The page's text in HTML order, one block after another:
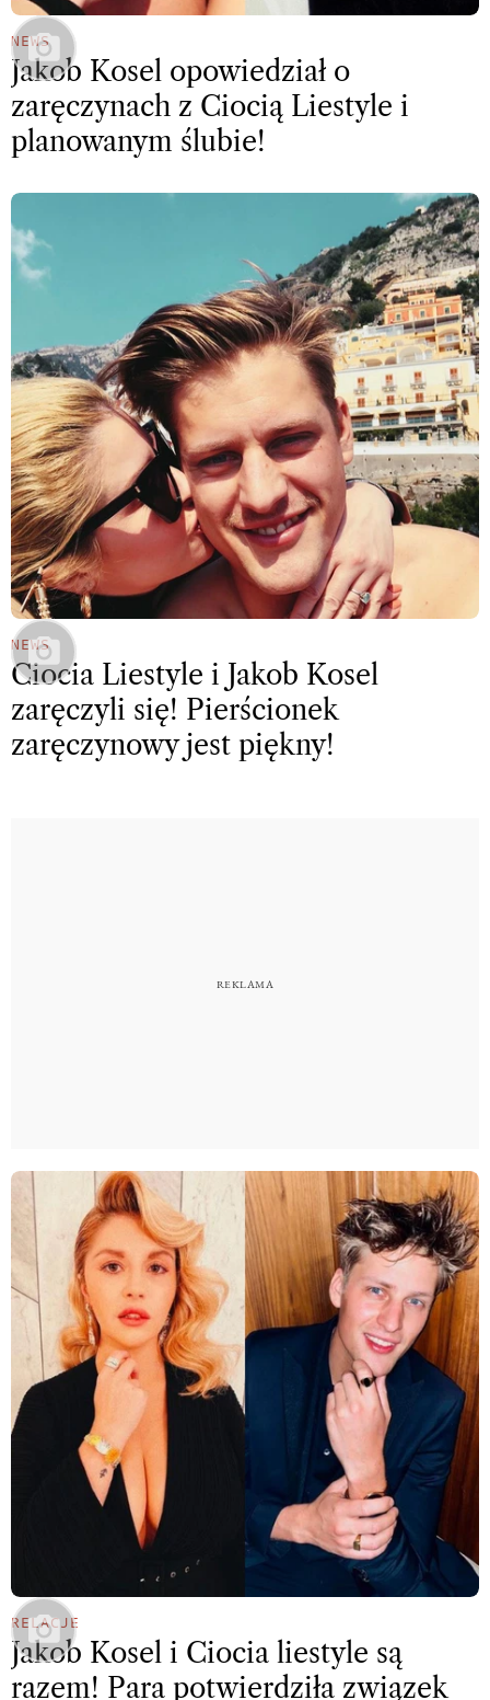
NEWS
Jakob Kosel opowiedział o
zaręczynach z Ciocią Liestyle i
planowanym ślubie!
NEWS
Ciocia Liestyle i Jakob Kosel
zaręczyli się! Pierścionek
zaręczynowy jest piękny!
RELACJE
Jakob Kosel i Ciocia liestyle są
razem! Para potwierdziła związek